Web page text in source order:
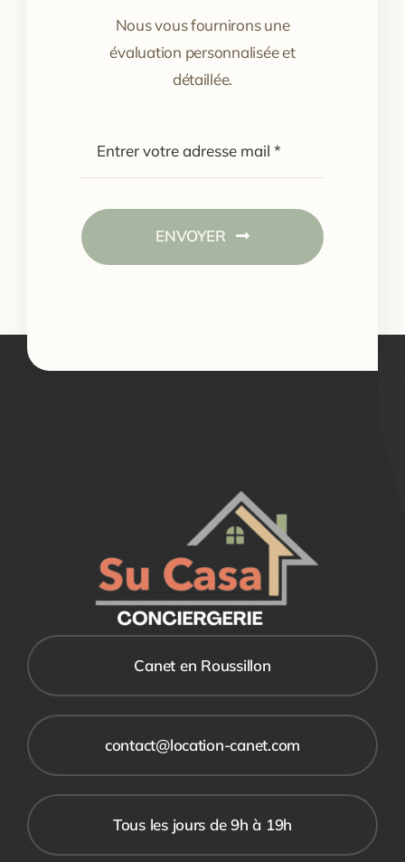
Nous vous fournirons une
évaluation personnalisée et
détaillée.
ENVOYER
Canet en Roussillon
contact@location-canet.com
Tous les jours de 9h à 19h